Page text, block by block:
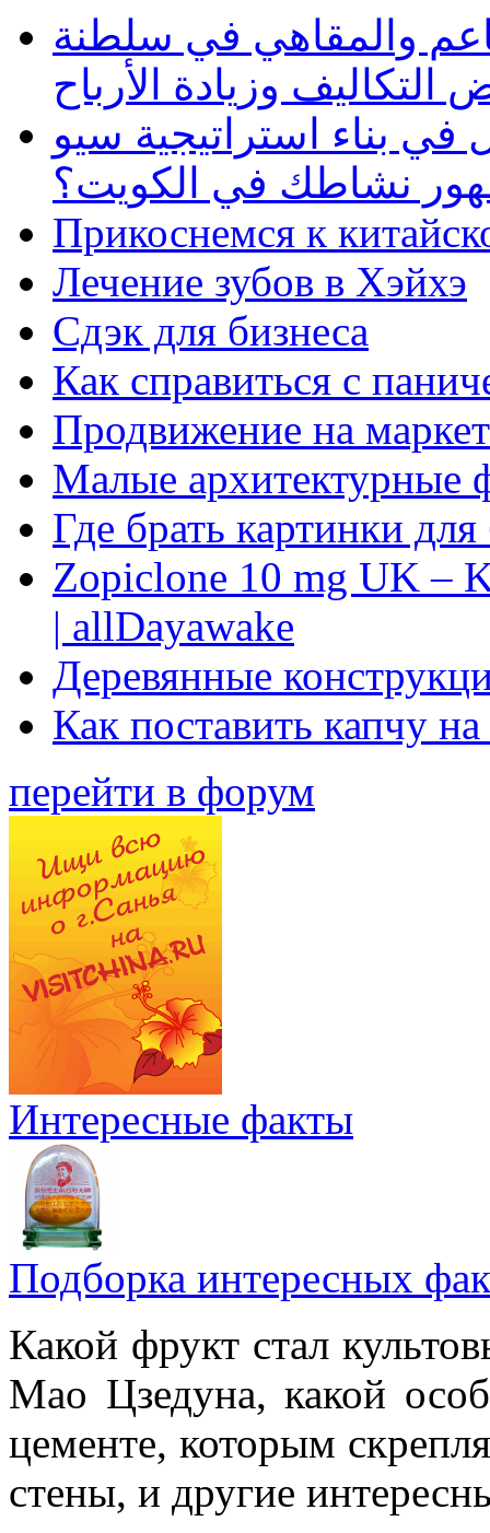
والمقاهي في سلطنة
وزيادة الأرباح
بناء استراتيجية سيو
نشاطك في الكويت؟
Прикоснемся к
Лечение зубов в Хэйхэ
Сдэк для бизнеса
Как справиться с
Продвижение на
Малые архитектурные
Где брать картинки
Zopiclone 10 mg UK –
| allDayawake
Деревянные
Как поставить капчу
перейти в форум
Интересные факты
Подборка интересных
Какой фрукт стал
Мао Цзедуна, какой
цементе, которым
стены, и другие